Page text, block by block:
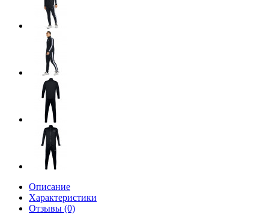
Описание
Характеристики
Отзывы (0)